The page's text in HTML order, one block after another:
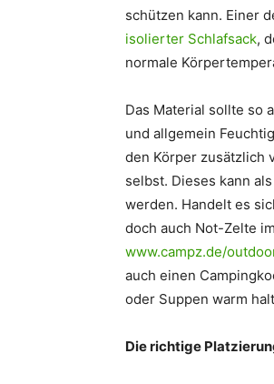
schützen kann. Einer
isolierter Schlafsack,
normale
Das Material sollte so
und allgemein
den Körper zusätzlich
selbst. Dieses kann
werden. Handelt es
doch auch Not-Zelte
www.campz.de/
auch einen
oder Suppen warm
Die richtige